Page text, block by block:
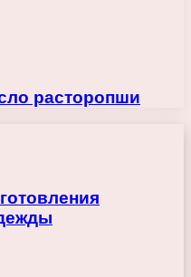
расторопши